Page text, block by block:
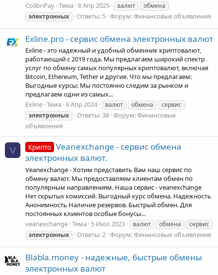
ColibriPay Тема 8 Апр 2025 валют
обмена
электронных
Ответы: 5 Форум:Финансовые объявления
Exline.pro - сервис обмена электронных валют
Exline - это надежный и удобный обменник криптовалют,
работающий с 2019 года. Мы предлагаем широкий спектр
услуг по обмену самых популярных криптовалют, включая
Bitcoin, Ethereum, Tether и другие. Что мы предлагаем:
Выгодные курсы: Мы постоянно следим за рынком и
предлагаем одни из самых...
Exline Тема 6 Апр 2024 валют обмена
сервис
электронных
Ответы: 38 Форум:Финансовые
объявления
V Крипто Veanexchange - сервис обмена
электронных валют.
Veanexchange - Хотим представить Вам наш сервис по
обмену валют. Мы предоставляем клиентам обмен по
популярным направлениям. Наша сервис - veanexchange
Нет скрытых комиссий. Выгодный курс обмена. Надежность
Анонимность Наличие резервов. Быстрый обмен. Для
постоянных клиентов особые бонусы...
veanexchange Тема 5 Июл 2023 валют обмена
сервис
электронных
Ответы: 2 Форум:Финансовые объявления
Blabla.money - надежные, быстрые обмены
электронных валют